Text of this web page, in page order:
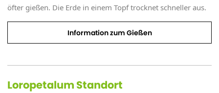
öfter gießen. Die Erde in einem Topf trocknet schneller aus.
Information zum Gießen
Loropetalum Standort